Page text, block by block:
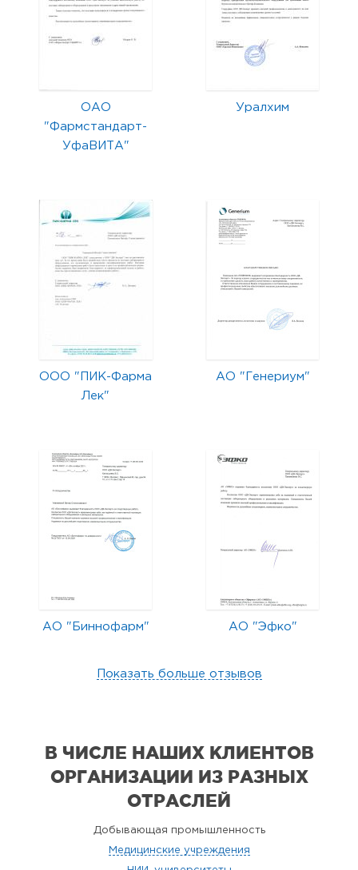
ОАО
"Фармстандарт-
УфаВИТА"
Уралхим
ООО "ПИК-Фарма
Лек"
АО "Генериум"
АО "Биннофарм" АО "Эфко"
Показать больше отзывов
В ЧИСЛЕ НАШИХ КЛИЕНТОВ
ОРГАНИЗАЦИИ ИЗ РАЗНЫХ
ОТРАСЛЕЙ
Добывающая промышленность
Медицинские учреждения